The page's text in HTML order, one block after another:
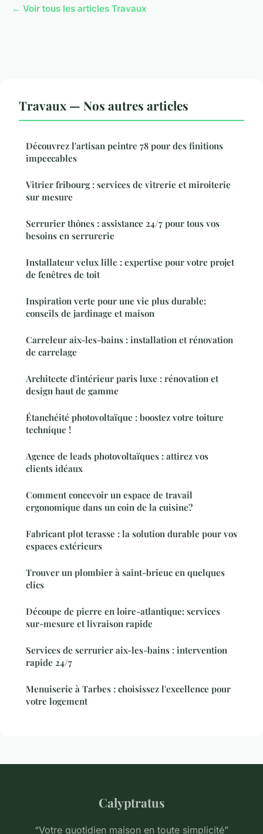
← Voir tous les articles Travaux
Travaux — Nos autres articles
Découvrez l'artisan peintre 78 pour des finitions
impeccables
Vitrier fribourg : services de vitrerie et miroiterie
sur mesure
Serrurier thônes : assistance 24/7 pour tous vos
besoins en serrurerie
Installateur velux lille : expertise pour votre projet
de fenêtres de toit
Inspiration verte pour une vie plus durable:
conseils de jardinage et maison
Carreleur aix-les-bains : installation et rénovation
de carrelage
Architecte d'intérieur paris luxe : rénovation et
design haut de gamme
Étanchéité photovoltaïque : boostez votre toiture
technique !
Agence de leads photovoltaïques : attirez vos
clients idéaux
Comment concevoir un espace de travail
ergonomique dans un coin de la cuisine?
Fabricant plot terasse : la solution durable pour vos
espaces extérieurs
Trouver un plombier à saint-brieuc en quelques
clics
Découpe de pierre en loire-atlantique: services
sur-mesure et livraison rapide
Services de serrurier aix-les-bains : intervention
rapide 24/7
Menuiserie à Tarbes : choisissez l'excellence pour
votre logement
Calyptratus
“Votre quotidien maison en toute simplicité”